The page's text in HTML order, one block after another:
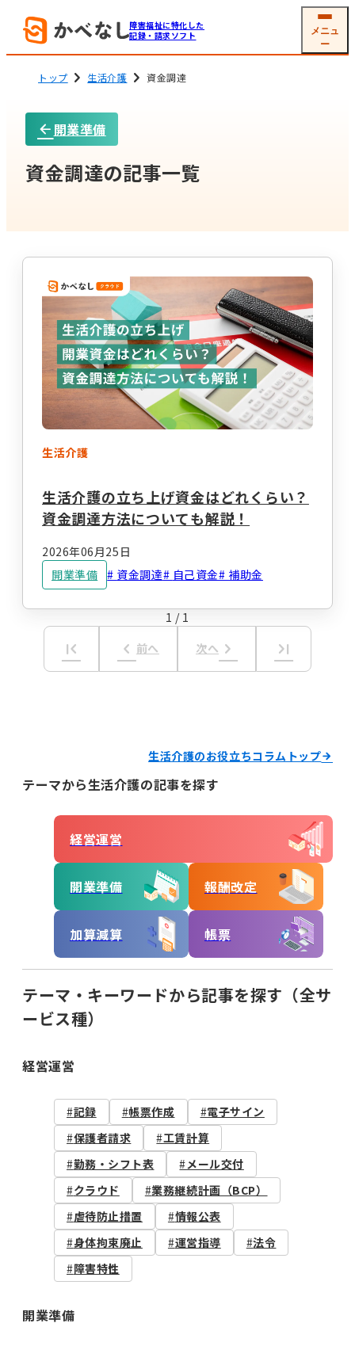
障害福祉に特化した
記録・請求ソフト
メニュ
ー
就労系サービス
生活介護
ソフトの機能
メール交付 国保連請求
その他機能
開業支援サービス
サービス詳細
事業計画立案支援
法人設立 指定申請代行
求人広告掲載・人材紹介
その他のサービス
レンタルスマホ レンタルタブレット
職員向け動画研修サー
ビス
総合トップ
テーマからコラムを探す
報酬改定
キーワードからコラムを探す キーワード一覧
記録 帳票作成 電子サイン
国保連請求 工賃計算 指定申請
開業の流れ 処遇改善加算 法改正
個別支援計画 モニタリング
トップ 生活介護 資金調達
開業準備
資金調達の記事一覧
生活介護
生活介護の立ち上げ資金はどれくらい？
資金調達方法についても解説！
2026年06月25日
開業準備
資金調達 自己資金 補助金
1 / 1
first_page keyboard_arrow_left 前へ 次へ keyboard_arrow_right last_page
生活介護のお役立ちコラムトップ
テーマから生活介護の記事を探す
経営運営
開業準備 報酬改定
加算減算 帳票
テーマ・キーワードから記事を探す（全サ
ービス種）
経営運営
記録 帳票作成
電子サイン
保護者請求
工賃計算
勤務・シフト表
メール交付
クラウド
業務継続計画（BCP）
虐待防止措置
情報公表
身体拘束廃止
運営指導
法令
障害特性
開業準備